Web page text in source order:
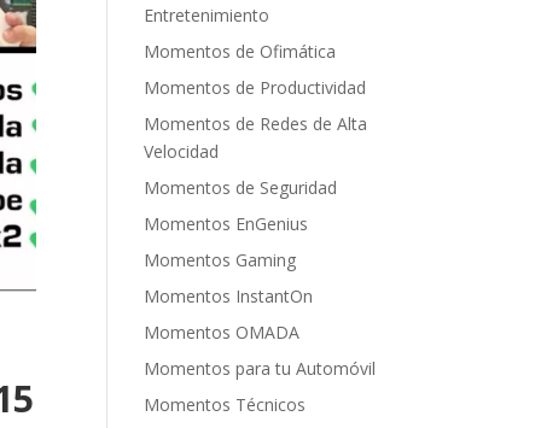
Entretenimiento
Momentos de Ofimática
Momentos de Productividad
Momentos de Redes de Alta
Velocidad
Momentos de Seguridad
Momentos EnGenius
Momentos Gaming
Momentos InstantOn
Momentos OMADA
Momentos para tu Automóvil
Momentos Técnicos